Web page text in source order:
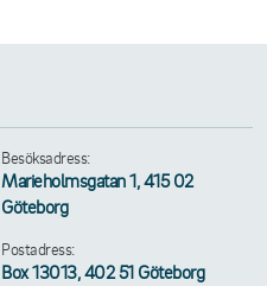
Besöksadress:
Marieholmsgatan 1, 415 02
Göteborg
Postadress:
Box 13013, 402 51 Göteborg